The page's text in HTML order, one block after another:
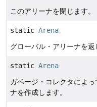
このアリーナを閉じます。
static Arena
グローバル・アリーナを返
static Arena
ガベージ・コレクタによ
ナを作成します。